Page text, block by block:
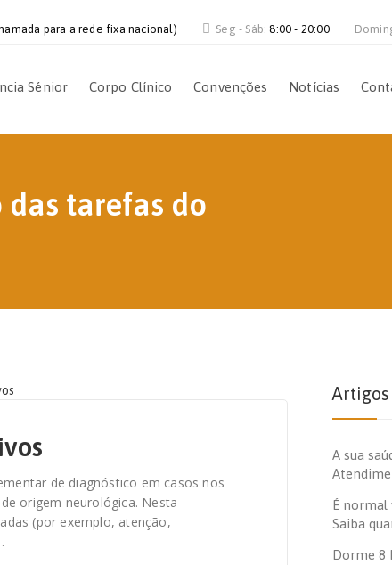
para a rede fixa nacional) Seg - Sáb:8:00 - 20:00
Sénior Corpo Clínico Convenções Notícias
das tarefas do
de diagnóstico em casos nos
origem neurológica. Nesta
(por exemplo, atenção,
A sua
É normal
Saiba
Dorme 8